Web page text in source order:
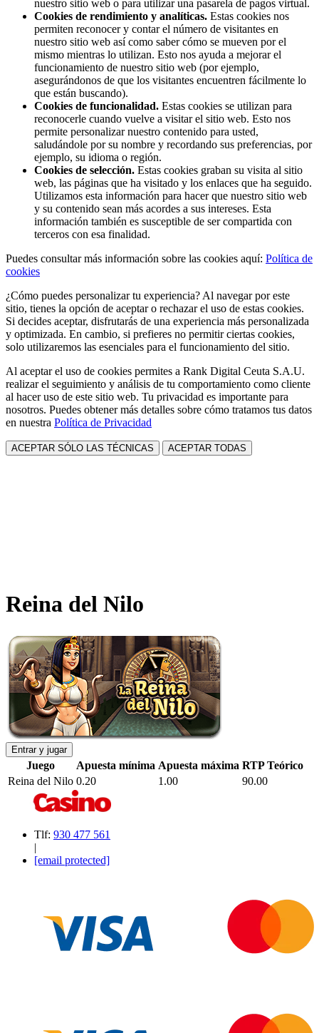
nuestro sitio web o para utilizar una pasarela de pagos virtual.
Cookies de rendimiento y analíticas. Estas cookies nos
permiten reconocer y contar el número de visitantes en
nuestro sitio web así como saber cómo se mueven por el
mismo mientras lo utilizan. Esto nos ayuda a mejorar el
funcionamiento de nuestro sitio web (por ejemplo,
asegurándonos de que los visitantes encuentren fácilmente lo
que están buscando).
Cookies de funcionalidad. Estas cookies se utilizan para
reconocerle cuando vuelve a visitar el sitio web. Esto nos
permite personalizar nuestro contenido para usted,
saludándole por su nombre y recordando sus preferencias, por
ejemplo, su idioma o región.
Cookies de selección. Estas cookies graban su visita al sitio
web, las páginas que ha visitado y los enlaces que ha seguido.
Utilizamos esta información para hacer que nuestro sitio web
y su contenido sean más acordes a sus intereses. Esta
información también es susceptible de ser compartida con
terceros con esa finalidad.
Puedes consultar más información sobre las cookies aquí: Política de
cookies
¿Cómo puedes personalizar tu experiencia? Al navegar por este
sitio, tienes la opción de aceptar o rechazar el uso de estas cookies.
Si decides aceptar, disfrutarás de una experiencia más personalizada
y optimizada. En cambio, si prefieres no permitir ciertas cookies,
solo utilizaremos las esenciales para el funcionamiento del sitio.
Al aceptar el uso de cookies permites a Rank Digital Ceuta S.A.U.
realizar el seguimiento y análisis de tu comportamiento como cliente
al hacer uso de este sitio web. Tu privacidad es importante para
nosotros. Puedes obtener más detalles sobre cómo tratamos tus datos
en nuestra Política de Privacidad
ACEPTAR SÓLO LAS TÉCNICAS ACEPTAR TODAS
Reina del Nilo
Entrar y jugar
Juego Apuesta mínima Apuesta máxima RTP Teórico
Reina del Nilo 0.20 1.00 90.00
Tlf: 930 477 561
|
[email protected]